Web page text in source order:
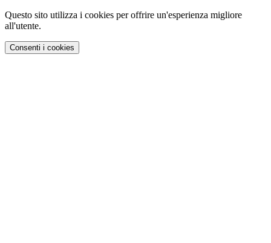
Questo sito utilizza i cookies per offrire un'esperienza migliore
all'utente.
Consenti i cookies